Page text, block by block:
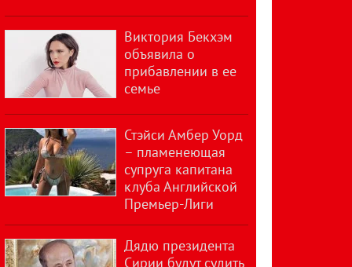
Виктория Бекхэм
объявила о
прибавлении в ее
семье
Стэйси Амбер Уорд
– пламенеющая
супруга капитана
клуба Английской
Премьер-Лиги
Дядю президента
Сирии будут судить